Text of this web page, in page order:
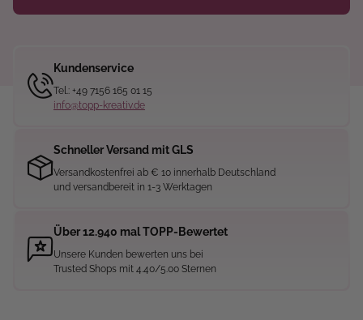
Kundenservice
Tel.: +49 7156 165 01 15
info@topp-kreativ.de
Schneller Versand mit GLS
Versandkostenfrei ab € 10 innerhalb Deutschland
und versandbereit in 1-3 Werktagen
Über 12.940 mal TOPP-Bewertet
Unsere Kunden bewerten uns bei
Trusted Shops mit 4.40/5.00 Sternen